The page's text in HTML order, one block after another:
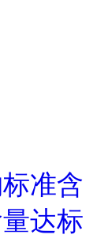
准含
达标